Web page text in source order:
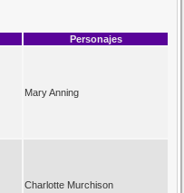
Personajes
Mary Anning
Charlotte Murchison